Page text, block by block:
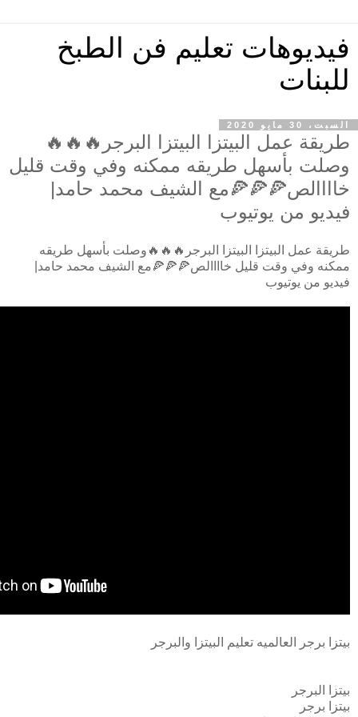
فيديوهات تعليم فن الطبخ
للبنات
السبت، 30 مايو 2020
طريقة عمل البيتزا البيتزا البرجر🔥🔥🔥
وصلت بأسهل طريقه ممكنه وفي وقت قليل
خاااالص🍕🍕🍕مع الشيف محمد حامد|
فيديو من يوتيوب
طريقة عمل البيتزا البيتزا البرجر🔥🔥🔥وصلت بأسهل طريقه
ممكنه وفي وقت قليل خاااالص🍕🍕🍕مع الشيف محمد حامد|
فيديو من يوتيوب
بيتزا برجر العالميه تعليم البيتزا والبرجر
بيتزا البرجر
بيتزا برجر